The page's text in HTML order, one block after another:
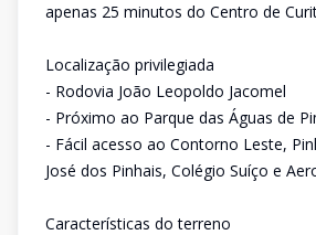
apenas 25 minutos do Centro de
Localização privilegiada
- Rodovia João Leopoldo Jacomel
- Próximo ao Parque das Águas de
- Fácil acesso ao Contorno Leste,
José dos Pinhais, Colégio Suíço e
Características do terreno